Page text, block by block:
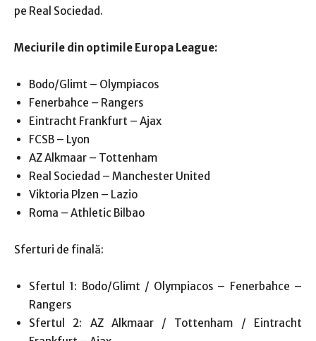
pe Real Sociedad.
Meciurile din optimile Europa League:
Bodo/Glimt – Olympiacos
Fenerbahce – Rangers
Eintracht Frankfurt – Ajax
FCSB – Lyon
AZ Alkmaar – Tottenham
Real Sociedad – Manchester United
Viktoria Plzen – Lazio
Roma – Athletic Bilbao
Sferturi de finală:
Sfertul 1: Bodo/Glimt / Olympiacos – Fenerbahce –
Rangers
Sfertul 2: AZ Alkmaar / Tottenham / Eintracht